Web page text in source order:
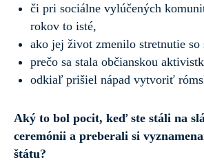
či pri sociálne vylúčených
rokov to isté,
ako jej život zmenilo stretnutie
prečo sa stala občianskou
odkiaľ prišiel nápad vytvoriť
Aký to bol pocit, keď ste stáli na
ceremónii a preberali si
štátu?